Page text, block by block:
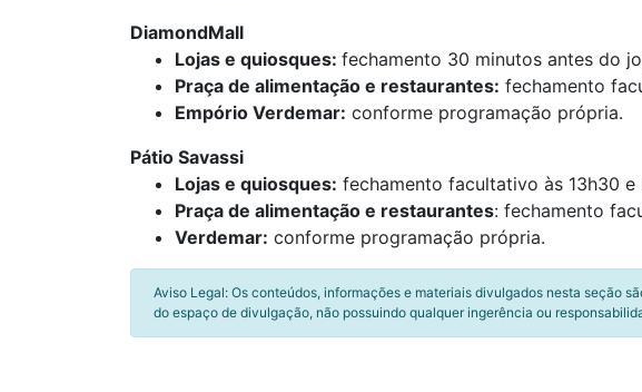
DiamondMall
Lojas e quiosques: fechamento 30 minutos antes do
Praça de alimentação e restaurantes: fechamento
Empório Verdemar: conforme programação própria.
Pátio Savassi
Lojas e quiosques: fechamento facultativo às 13h30
Praça de alimentação e restaurantes: fechamento
Verdemar: conforme programação própria.
Aviso Legal: Os conteúdos, informações e materiais divulgados nesta seção
do espaço de divulgação, não possuindo qualquer ingerência ou